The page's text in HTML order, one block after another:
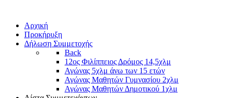
Αρχική
Προκήρυξη
Δήλωση Συμμετοχής
Back
12ος Φιλίππειος Δρόμος 14,5χλμ
Αγώνας 5χλμ άνω των 15 ετών
Αγώνας Μαθητών Γυμνασίου 2χλμ
Αγώνας Μαθητών Δημοτικού 1χλμ